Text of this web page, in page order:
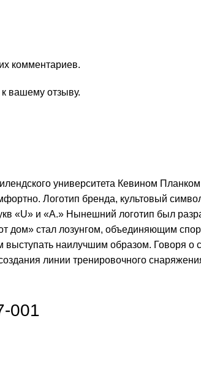
комментариев.
вашему отзыву.
университета Кевином
Логотип бренда, культовый
«U» и «A.» Нынешний логотип был
дом» стал лозунгом, объединяющим
наилучшим образом. Говоря о
линии тренировочного
001